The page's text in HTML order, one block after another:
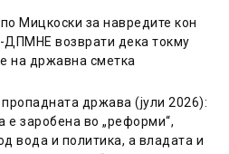
Мицкоски за навредите кон
ДПМНЕ возврати дека токму
на државна сметка
држава (јули 2026):
е заробена во „реформи“,
вода и политика, а владата и